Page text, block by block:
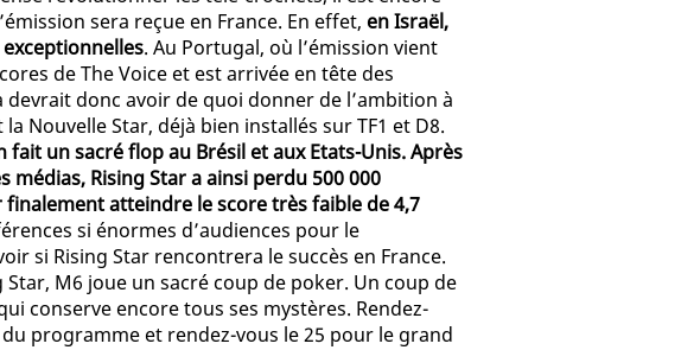
sera reçue en France. En effet, en Israël,
. Au Portugal, où l’émission vient
de The Voice et est arrivée en tête des
devrait donc avoir de quoi donner de l’ambition à
Nouvelle Star, déjà bien installés sur TF1 et D8.
fait un sacré flop au Brésil et aux Etats-Unis. Après
Rising Star a ainsi perdu 500 000
atteindre le score très faible de 4,7
si énormes d’audiences pour le
si Rising Star rencontrera le succès en France.
M6 joue un sacré coup de poker. Un coup de
conserve encore tous ses mystères. Rendez-
programme et rendez-vous le 25 pour le grand